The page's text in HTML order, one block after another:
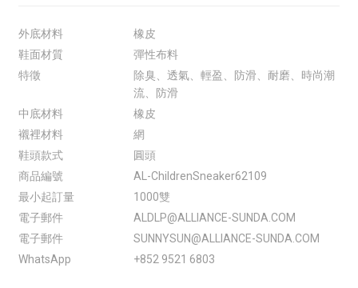
外底材料
橡皮
鞋面材質
彈性布料
特徵
除臭、透氣、輕盈、防滑、耐磨、時尚潮
流、防滑
中底材料
橡皮
襯裡材料
網
鞋頭款式
圓頭
商品編號
AL-ChildrenSneaker62109
最小起訂量
1000雙
電子郵件
ALDLP@ALLIANCE-SUNDA.COM
電子郵件
SUNNYSUN@ALLIANCE-SUNDA.COM
WhatsApp
+852 9521 6803